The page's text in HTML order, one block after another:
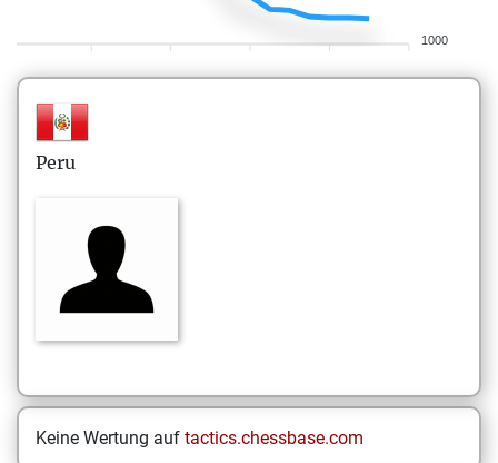
1000
Peru
Keine Wertung auf tactics.chessbase.com